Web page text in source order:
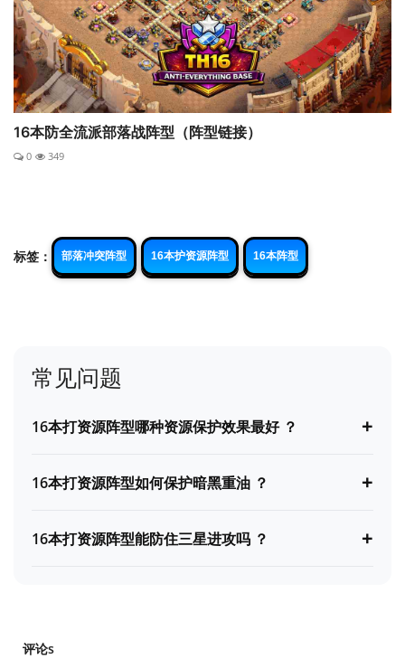
16本防全流派部落战阵型（阵型链接）
0 349
标签： 部落冲突阵型 16本护资源阵型 16本阵型
常见问题
16本打资源阵型哪种资源保护效果最好 ？ +
16本打资源阵型如何保护暗黑重油 ？ +
16本打资源阵型能防住三星进攻吗 ？ +
评论s